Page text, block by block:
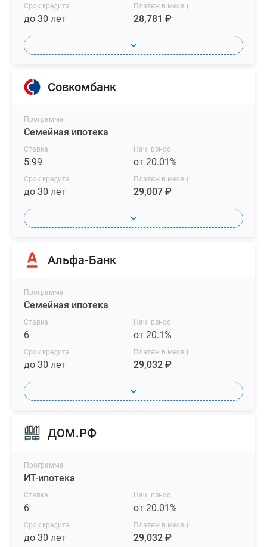
Срок кредита
до 30 лет
Платеж в месяц
28,781 ₽
Совкомбанк
Программа
Семейная ипотека
Ставка
5.99
Нач. взнос
от 20.01%
Срок кредита
до 30 лет
Платеж в месяц
29,007 ₽
Альфа-Банк
Программа
Семейная ипотека
Ставка
6
Нач. взнос
от 20.1%
Срок кредита
до 30 лет
Платеж в месяц
29,032 ₽
ДОМ.РФ
Программа
ИТ-ипотека
Ставка
6
Нач. взнос
от 20.01%
Срок кредита
до 30 лет
Платеж в месяц
29,032 ₽